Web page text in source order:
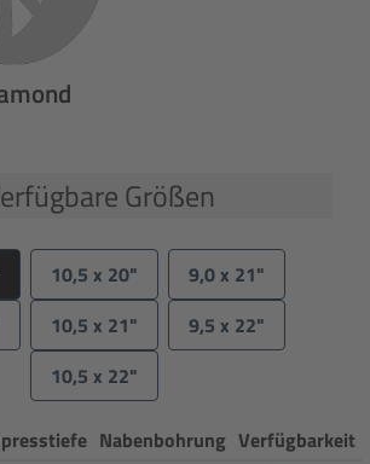
Größen
10,5 x 20"
9,0 x 21"
10,5 x 21"
9,5 x 22"
10,5 x 22"
Nabenbohrung Verfügbarkeit